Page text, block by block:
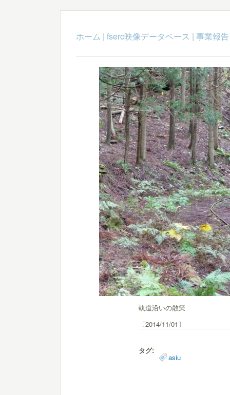
ホーム | fserc映像データベース | 事業報告
軌道沿いの散策
〔2014/11/01〕
タグ:
asiu